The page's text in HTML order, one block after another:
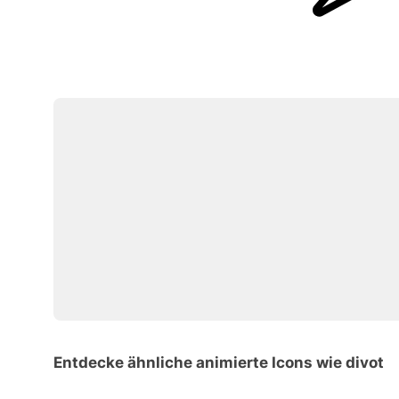
Entdecke ähnliche animierte Icons wie divot